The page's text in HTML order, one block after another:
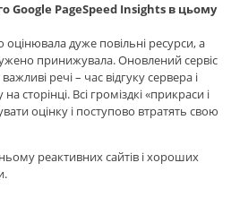
Google PageSpeed ​​Insights в цьому
оцінювала дуже повільні ресурси, а
принижувала. Оновлений сервіс
речі – час відгуку сервера і
сторінці. Всі громіздкі «прикраси і
оцінку і поступово втратять свою
реактивних сайтів і хороших